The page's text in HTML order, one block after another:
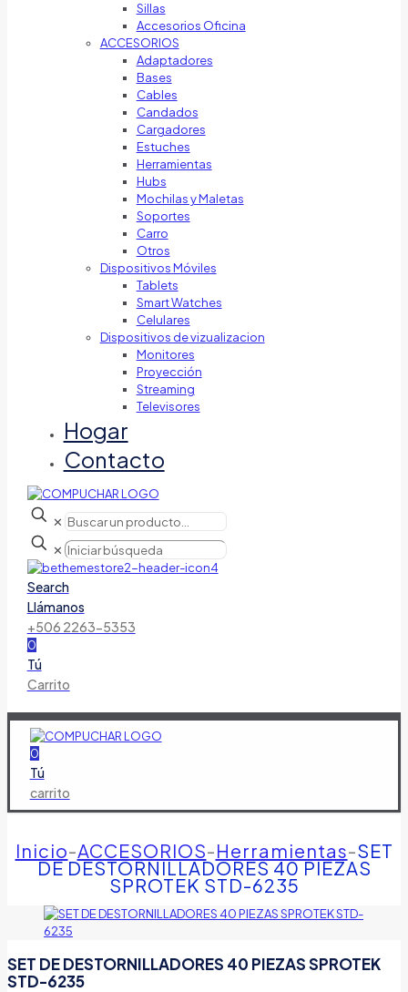
Sillas
Accesorios Oficina
ACCESORIOS
Adaptadores
Bases
Cables
Candados
Cargadores
Estuches
Herramientas
Hubs
Mochilas y Maletas
Soportes
Carro
Otros
Dispositivos Móviles
Tablets
Smart Watches
Celulares
Dispositivos de vizualizacion
Monitores
Proyección
Streaming
Televisores
Hogar
Contacto
✕
✕
Search
Llámanos
+506 2263-5353
0
Tú
Carrito
0
Tú
carrito
Inicio-ACCESORIOS-Herramientas-SET
DE DESTORNILLADORES 40 PIEZAS
SPROTEK STD-6235
SET DE DESTORNILLADORES 40 PIEZAS SPROTEK
STD-6235